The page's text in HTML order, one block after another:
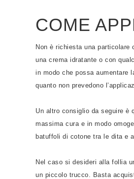
COME
Non è richiesta una particolare
una crema idratante o con
in modo che possa aumentare
quanto non prevedono
Un altro consiglio da seguire è
massima cura e in modo
batuffoli di cotone tra le dita e
Nel caso si desideri alla follia
un piccolo trucco. Basta